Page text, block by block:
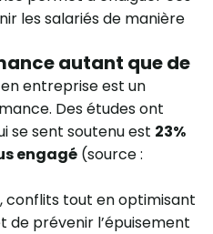
les salariés de manière
autant que de
entreprise est un
Des études ont
se sent soutenu est 23%
engagé (source :
conflits tout en optimisant
prévenir l’épuisement